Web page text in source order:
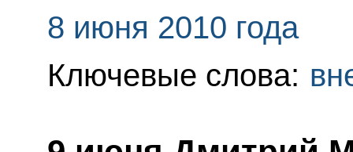
8 июня 2010 года
Ключевые слова: